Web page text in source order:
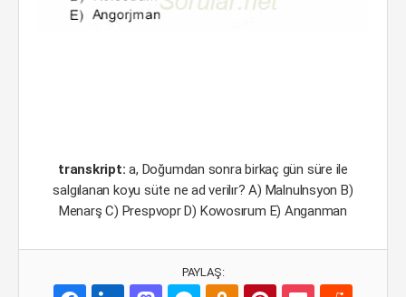
transkript:a, Doğumdan sonra birkaç gün süre ile
salgılanan koyu süte ne ad verilır? A) Malnulnsyon B)
Menarş C) Prespvopr D) Kowosırum E) Anganman
PAYLAŞ: